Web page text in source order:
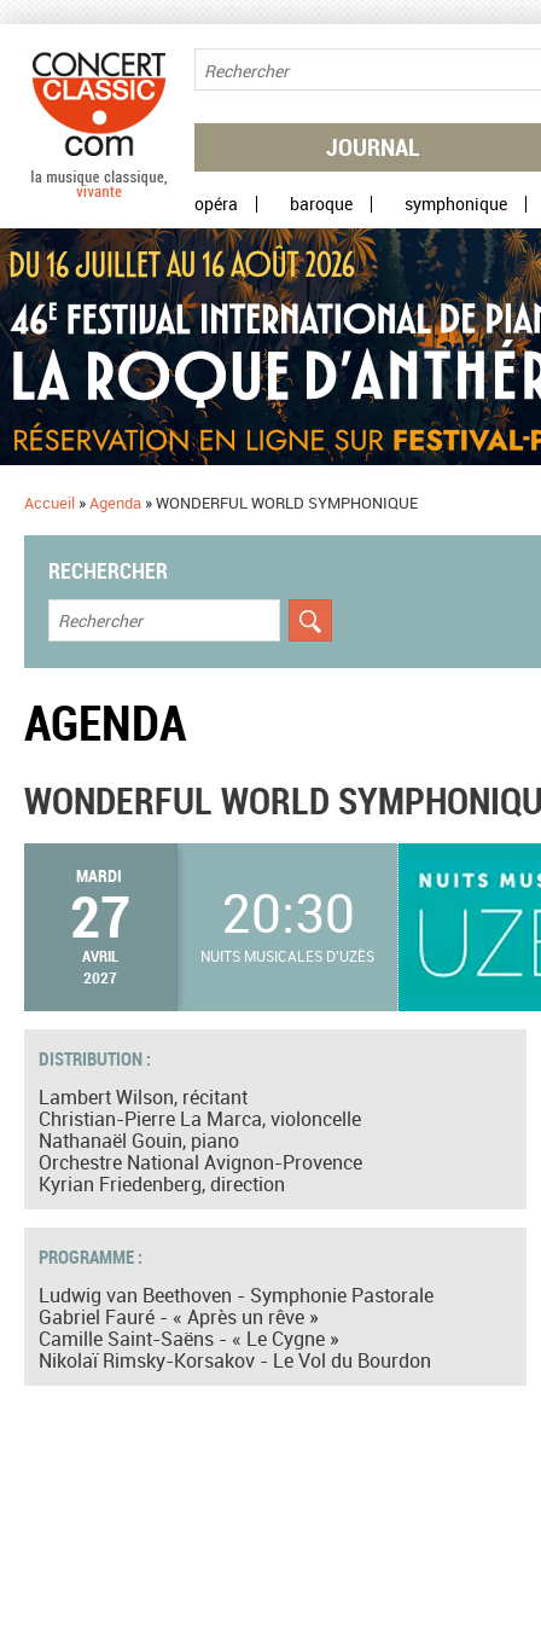
JOURNAL
opéra baroque symphonique
Accueil »Agenda »WONDERFUL WORLD SYMPHONIQUE
RECHERCHER
AGENDA
WONDERFUL WORLD
MARDI
27
AVRIL
2027
20:30
NUITS MUSICALES D'UZÈS
DISTRIBUTION :
Lambert Wilson, récitant
Christian-Pierre La Marca, violoncelle
Nathanaël Gouin, piano
Orchestre National Avignon-Provence
Kyrian Friedenberg, direction
PROGRAMME :
Ludwig van Beethoven - Symphonie Pastorale
Gabriel Fauré - « Après un rêve »
Camille Saint-Saëns - « Le Cygne »
Nikolaï Rimsky-Korsakov - Le Vol du Bourdon